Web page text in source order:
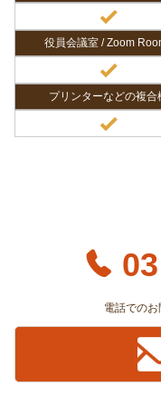
役員会議室 / Zoom
プリンターなどの複合
電話での